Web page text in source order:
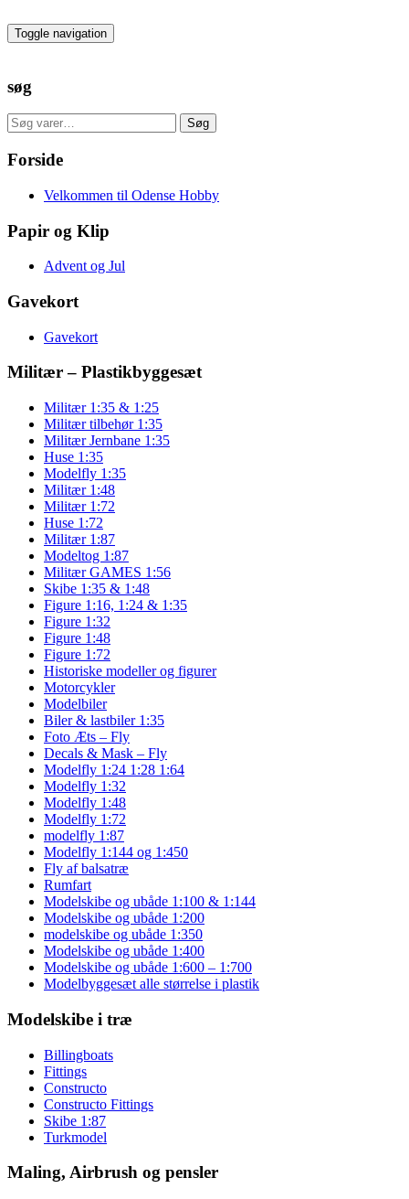
to
the
Toggle navigation
søg
Søg
efter:
Søg
Forside
Velkommen til Odense Hobby
Papir og Klip
Advent og Jul
Gavekort
Gavekort
Militær – Plastikbyggesæt
Militær 1:35 & 1:25
Militær tilbehør 1:35
Militær Jernbane 1:35
Huse 1:35
Modelfly 1:35
Militær 1:48
Militær 1:72
Huse 1:72
Militær 1:87
Modeltog 1:87
Militær GAMES 1:56
Skibe 1:35 & 1:48
Figure 1:16, 1:24 & 1:35
Figure 1:32
Figure 1:48
Figure 1:72
Historiske modeller og figurer
Motorcykler
Modelbiler
Biler & lastbiler 1:35
Foto Æts – Fly
Decals & Mask – Fly
Modelfly 1:24 1:28 1:64
Modelfly 1:32
Modelfly 1:48
Modelfly 1:72
modelfly 1:87
Modelfly 1:144 og 1:450
Fly af balsatræ
Rumfart
Modelskibe og ubåde 1:100 & 1:144
Modelskibe og ubåde 1:200
modelskibe og ubåde 1:350
Modelskibe og ubåde 1:400
Modelskibe og ubåde 1:600 – 1:700
Modelbyggesæt alle størrelse i plastik
Modelskibe i træ
Billingboats
Fittings
Constructo
Constructo Fittings
Skibe 1:87
Turkmodel
Maling, Airbrush og pensler